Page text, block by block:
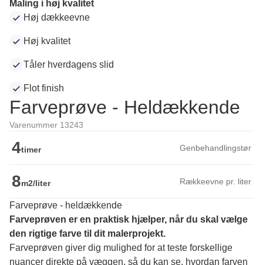
Maling i høj kvalitet
Høj dækkeevne
Høj kvalitet
Tåler hverdagens slid
Flot finish
Farveprøve - Heldækkende
Varenummer 13243
4timer Genbehandlingstør
8m2/liter Rækkeevne pr. liter
Farveprøve - heldækkende
Farveprøven er en praktisk hjælper, når du skal vælge
den rigtige farve til dit malerprojekt.
Farveprøven giver dig mulighed for at teste forskellige
nuancer direkte på væggen, så du kan se, hvordan farven